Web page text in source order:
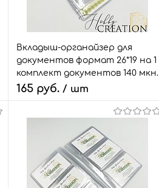
Вкладыш-органайзер для
документов формат 26*19 на 1
комплект документов 140 мкн.
165 руб. / шт
В корзину
Быстрый заказ
Сравнить
В избранное
20 шт.